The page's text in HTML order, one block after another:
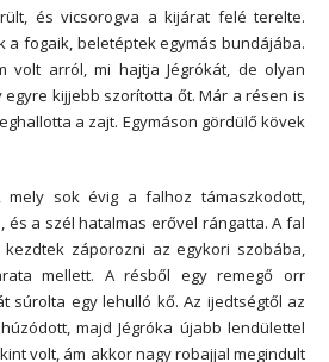
és vicsorogva a kijárat felé terelte.
a fogaik, beletéptek egymás bundájába.
volt arról, mi hajtja Jégrókát, de olyan
kijjebb szorította őt. Már a résen is
a zajt. Egymáson gördülő kövek
mely sok évig a falhoz támaszkodott,
és a szél hatalmas erővel rángatta. A fal
kezdtek záporozni az egykori szobába,
mellett. A résből egy remegő orr
súrolta egy lehulló kő. Az ijedtségtől az
majd Jégróka újabb lendülettel
volt, ám akkor nagy robajjal megindult